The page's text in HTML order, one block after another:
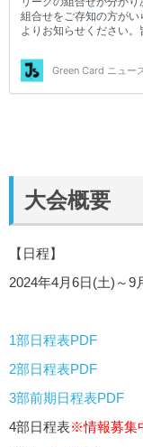
大会概要
【日程】
2024年4月6日(土)～9
1部日程表PDF
2部日程表PDF
3部前期日程表PDF
4部日程表※情報募集